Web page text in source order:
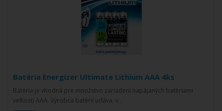
Batéria Energizer Ultimate Lithium AAA 4ks
Batéria je vhodná pre množstvo zariadení napájaných batériami
veľkosti AAA. Výrobca batérií udáva, v..